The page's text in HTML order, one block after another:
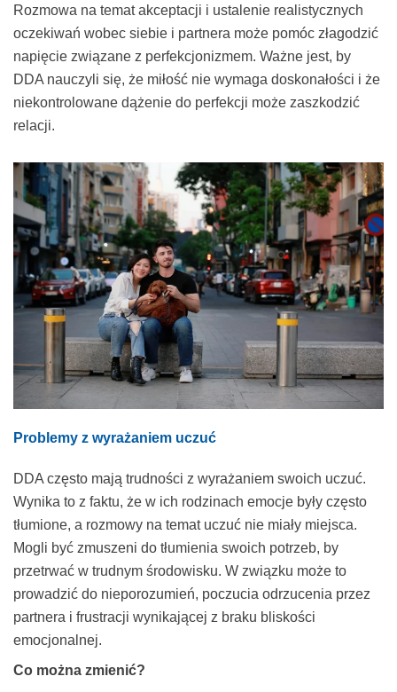
Rozmowa na temat akceptacji i ustalenie realistycznych
oczekiwań wobec siebie i partnera może pomóc złagodzić
napięcie związane z perfekcjonizmem. Ważne jest, by
DDA nauczyli się, że miłość nie wymaga doskonałości i że
niekontrolowane dążenie do perfekcji może zaszkodzić
relacji.
Problemy z wyrażaniem uczuć
DDA często mają trudności z wyrażaniem swoich uczuć.
Wynika to z faktu, że w ich rodzinach emocje były często
tłumione, a rozmowy na temat uczuć nie miały miejsca.
Mogli być zmuszeni do tłumienia swoich potrzeb, by
przetrwać w trudnym środowisku. W związku może to
prowadzić do nieporozumień, poczucia odrzucenia przez
partnera i frustracji wynikającej z braku bliskości
emocjonalnej.
Co można zmienić?